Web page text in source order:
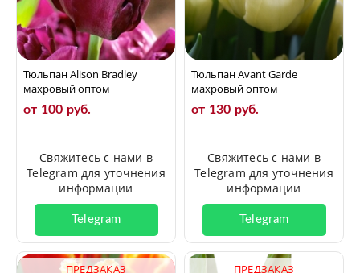
Тюльпан Alison Bradley
махровый оптом
от 100 руб.
Свяжитесь с нами в
Telegram для уточнения
информации
Telegram
Тюльпан Avant Garde
махровый оптом
от 130 руб.
Свяжитесь с нами в
Telegram для уточнения
информации
Telegram
ПРЕДЗАКАЗ ПРЕДЗАКАЗ